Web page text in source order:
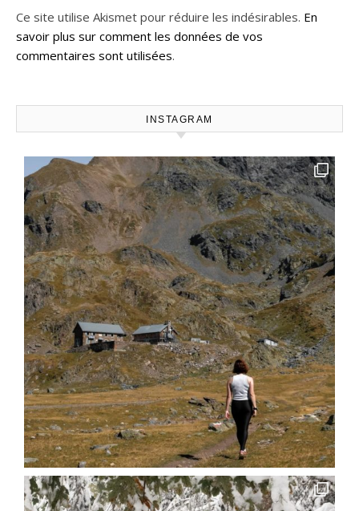
Ce site utilise Akismet pour réduire les indésirables. En
savoir plus sur comment les données de vos
commentaires sont utilisées.
INSTAGRAM